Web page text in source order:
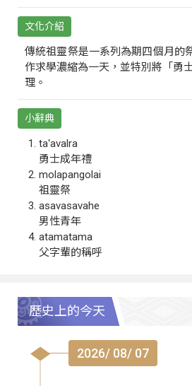
文化介紹
傳統祖靈祭是一系列為期四個月的
作求學濃縮為一天，並特別將「勇
理。
小辭典
ta‘avalra
勇士成年禮
molapangolai
祖靈祭
asavasavahe
男性青年
atamatama
父字輩的稱呼
歷史上的今天
2026/ 08/ 07